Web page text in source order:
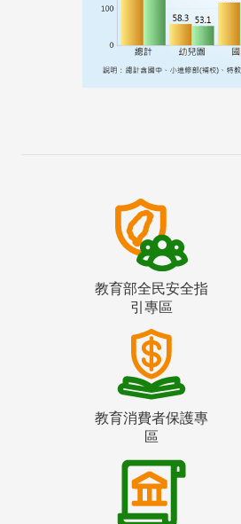
教育部全民安全指
引專區
教育消費者保護專
區